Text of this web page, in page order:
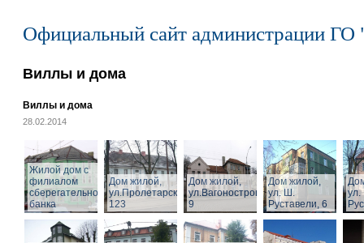
Официальный сайт администрации ГО
Виллы и дома
Виллы и дома
28.02.2014
Жилой дом с
филиалом
сберегательного
банка
Дом жилой,
ул.Пролетарская,
123
Дом жилой,
ул.Вагоностроительная,
9
Дом жилой,
ул. Ш.
Руставели, 6